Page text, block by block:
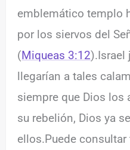
emblemático templo
por los siervos del
(Miqueas 3:12).Israel
llegarían a tales
siempre que Dios los
su rebelión, Dios ya
ellos.Puede